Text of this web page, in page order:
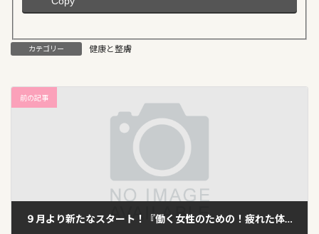
カテゴリー 健康と整膚
前の記事
９月より新たなスタート！『働く女性のための！疲れた体をリセットするための体操と呼吸法！！』は、毎月２回開催します。